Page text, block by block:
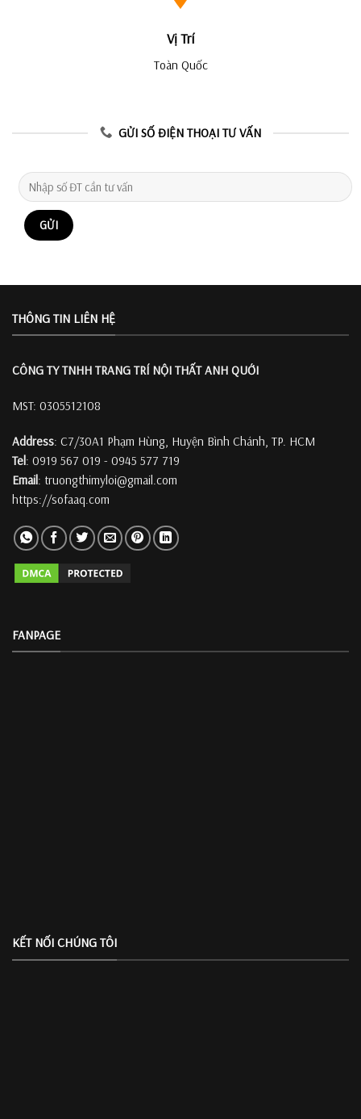
Vị Trí
Toàn Quốc
GỬI SỐ ĐIỆN THOẠI TƯ VẤN
THÔNG TIN LIÊN HỆ
CÔNG TY TNHH TRANG TRÍ NỘI THẤT ANH QUỚI
MST: 0305512108
Address: C7/30A1 Phạm Hùng, Huyện Bình Chánh, TP. HCM
Tel: 0919 567 019 - 0945 577 719
Email: truongthimyloi@gmail.com
https://sofaaq.com
FANPAGE
KẾT NỐI CHÚNG TÔI